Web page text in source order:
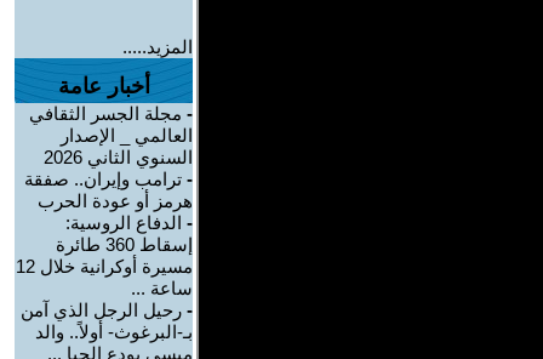
المزيد.....
أخبار عامة
- مجلة الجسر الثقافي
العالمي _ الإصدار
السنوي الثاني 2026
- ترامب وإيران.. صفقة
هرمز أو عودة الحرب
- الدفاع الروسية:
إسقاط 360 طائرة
مسيرة أوكرانية خلال 12
ساعة ...
- رحيل الرجل الذي آمن
بـ-البرغوث- أولاً.. والد
ميسي يودع الحيا ...